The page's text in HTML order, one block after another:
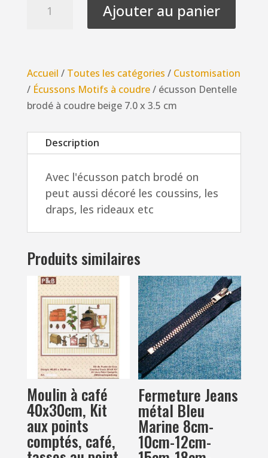
à
coudre
beige
7.0
Ajouter au panier
Accueil / Toutes les catégories / Customisation
/ Écussons Motifs à coudre/ écusson Dentelle
brodé à coudre beige 7.0 x 3.5 cm
Description
Avec l'écusson patch brodé on
peut aussi décoré les coussins, les
draps, les rideaux etc
Produits similaires
Moulin à café
40x30cm, Kit
aux points
comptés, café,
Fermeture Jeans
métal Bleu
Marine 8cm-
10cm-12cm-